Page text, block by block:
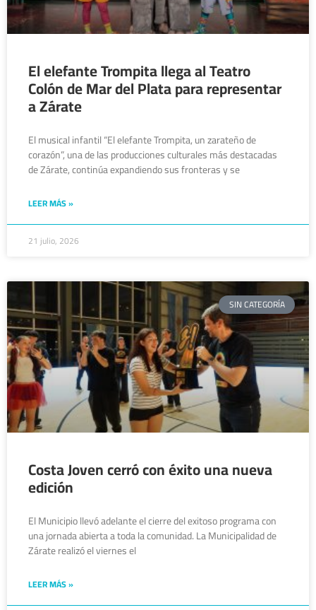
El elefante Trompita llega al Teatro
Colón de Mar del Plata para representar
a Zárate
El musical infantil “El elefante Trompita, un zarateño de
corazón”, una de las producciones culturales más destacadas
de Zárate, continúa expandiendo sus fronteras y se
LEER MÁS »
21 julio, 2026
SIN CATEGORÍA
Costa Joven cerró con éxito una nueva
edición
El Municipio llevó adelante el cierre del exitoso programa con
una jornada abierta a toda la comunidad. La Municipalidad de
Zárate realizó el viernes el
LEER MÁS »